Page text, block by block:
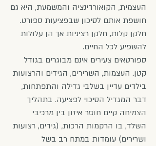
העצמית, הקואורדינציה והמשמעת, היא גם
חושפת אותם לסיכון שבפציעות ספורט.
חלקן קלות, חלקן רציניות אך הן עלולות
להשפיע לכל החיים.
ספורטאים צעירים אינם מבוגרים בגודל
קטן. העצמות, השרירים, הגידים והרצועות
בילדים עדיין בשלבי גדילה והתפתחות,
דבר המגדיל הסיכוי לפציעה. בתהליך
הצמיחה קיים חוסר איזון בין מרכיבי
השלד, בו הרקמות הרכות, (גידים, רצועות
ושרירים) עומדות במתח רב בשל